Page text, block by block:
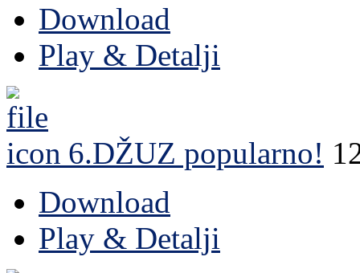
Download
Play & Detalji
6.DŽUZ popularno!
Download
Play & Detalji